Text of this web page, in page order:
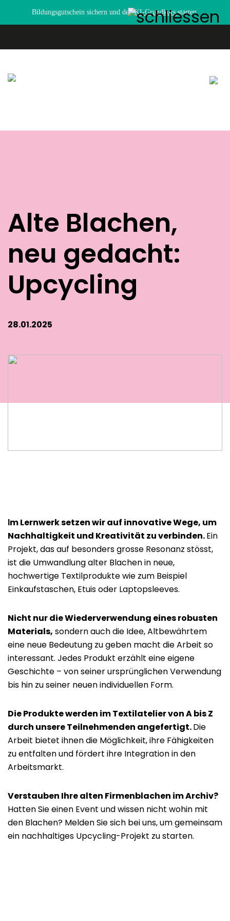
Bildungsgutschein sichern und denKI-Grundkursstarten.
Alte Blachen,
neu gedacht:
Upcycling
28.01.2025
m Lernwerk setzen wir auf innovative Wege, um
Nachhaltigkeit und Kreativität zu verbinden.Ein
Projekt, das auf besonders grosse Resonanz stösst,
ist die Umwandlung alter Blachen in neue,
hochwertige Textilprodukte wie zum Beispiel
Einkaufstaschen, Etuis oder Laptopsleeves.
Nicht nur die Wiederverwendung eines robusten
Materials, sondern auch die Idee, Altbewährtem
eine neue Bedeutung zu geben macht die Arbeit so
interessant. Jedes Produkt erzählt eine eigene
Geschichte – von seiner ursprünglichen Verwendung
bis hin zu seiner neuen individuellen Form.
Die Produkte werden im Textilatelier von A bis Z
durch unsere Teilnehmenden angefertigt.Die
Arbeit bietet ihnen die Möglichkeit, ihre Fähigkeiten
zu entfalten und fördert ihre Integration in den
Arbeitsmarkt.
Verstauben Ihre alten Firmenblachen im Archiv?
Hatten Sie einen Event und wissen nicht wohin mit
den Blachen? Melden Sie sich bei uns, um gemeinsam
ein nachhaltiges Upcycling-Projekt zu starten.